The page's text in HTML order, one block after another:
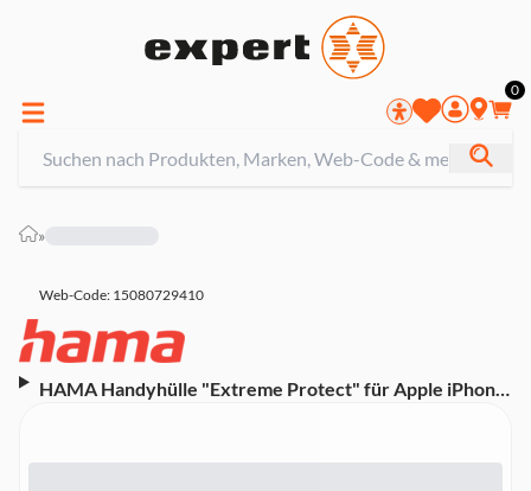
0
»
Web-Code: 15080729410
HAMA Handyhülle "Extreme Protect" für Apple iPhone